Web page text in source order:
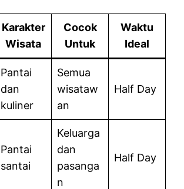
Karakter
Wisata
Cocok
Untuk
Waktu
Ideal
Pantai
dan
kuliner
Semua
wisataw
an
Half Day
Pantai
santai
Keluarga
dan
pasanga
n
Half Day